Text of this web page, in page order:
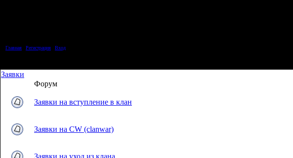
Главная Регистрация Вход
Заявки
Форум
Заявки на вступление в клан
Заявки на CW (clanwar)
Заявки на уход из клана